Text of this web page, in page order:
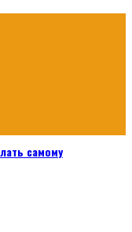
самому